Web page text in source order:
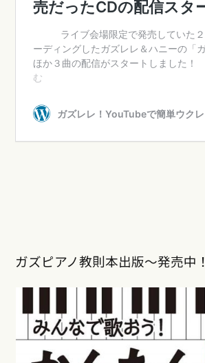
ガズピアノ教則本出版〜発売中！